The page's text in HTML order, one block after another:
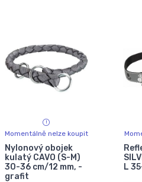
Momentálně nelze koupit
Nylonový obojek
kulatý CAVO (S-M)
30-36 cm/12 mm, -
grafit
L